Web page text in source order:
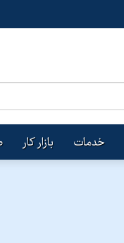
خدمات بازار کار